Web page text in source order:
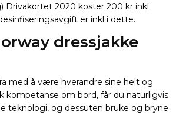
Drivakortet 2020 koster 200 kr inkl
er inkl i dette.
dressjakke
med å være hverandre sine helt og
kompetanse om bord, får du naturligvis
teknologi, og dessuten bruke og bryne